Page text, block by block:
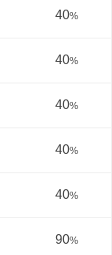
40%
40%
40%
40%
40%
90%